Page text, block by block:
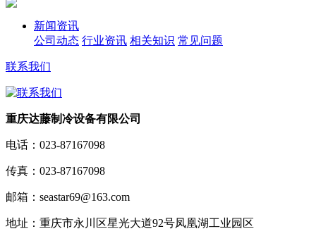
新闻资讯
公司动态 行业资讯 相关知识 常见问题
联系我们
重庆达藤制冷设备有限公司
电话： 023-87167098
传真： 023-87167098
邮箱： seastar69@163.com
地址： 重庆市永川区星光大道92号凤凰湖工业园区